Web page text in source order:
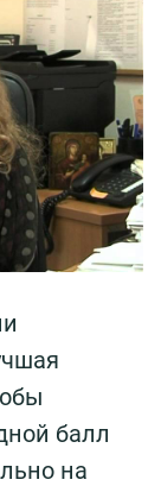
балл
на